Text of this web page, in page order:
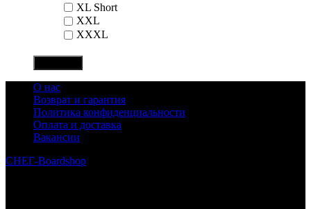
XL Short
XXL
XXXL
О нас
Возврат и гарантия
Политика конфиденциальности
Оплата и доставка
Вакансии
СНЕГ-Boardshop